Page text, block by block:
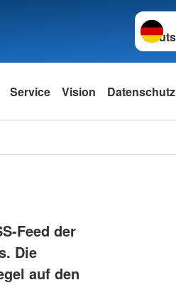
Service Vision Datenschutz
Feed der
Die
auf den